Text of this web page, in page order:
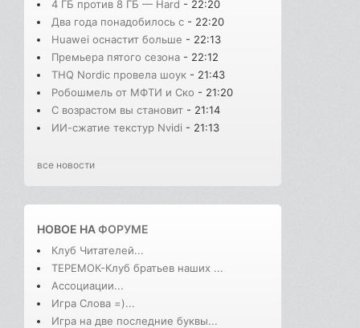
4 ГБ против 8 ГБ — Hard - 22:20
Два года понадобилось с - 22:20
Huawei оснастит больше - 22:13
Премьера пятого сезона - 22:12
THQ Nordic провела шоук - 21:43
Робошмель от МФТИ и Ско - 21:20
С возрастом вы становит - 21:14
ИИ-сжатие текстур Nvidi - 21:13
все новости
НОВОЕ НАФОРУМЕ
Клуб Читателей...
ТЕРЕМОК-Клуб братьев наших ...
Ассоциации...
Игра Слова =)...
Игра на две последние буквы...